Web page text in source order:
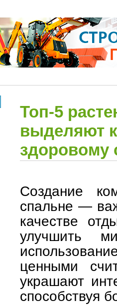
Топ-5
выделяют
здоровому
Создание
спальне —
качестве
улучшить
ценными
украшают
способствуя